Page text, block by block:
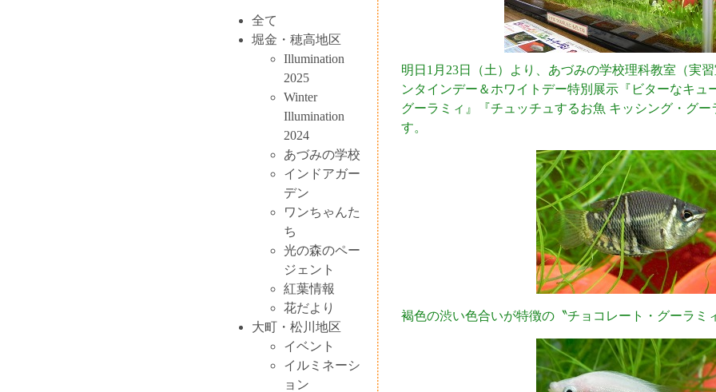
全て
堀金・穂高地区
Illumination
2025
Winter
Illumination
2024
あづみの学校
インドアガー
デン
ワンちゃんた
ち
光の森のペー
ジェント
紅葉情報
花だより
大町・松川地区
イベント
イルミネーシ
ョン
明日1月23日（土）より、あづみの学校理科教室（実
ンタインデー＆ホワイトデー特別展示『ビターなキュ
グーラミィ』『チュッチュするお魚 キッシング・グ
す。
褐色の渋い色合いが特徴の〝チョコレート・グーラミ